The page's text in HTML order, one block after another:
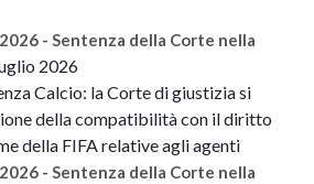
- Sentenza della Corte nella
2026
Calcio: la Corte di giustizia si
della compatibilità con il diritto
della FIFA relative agli agenti
- Sentenza della Corte nella